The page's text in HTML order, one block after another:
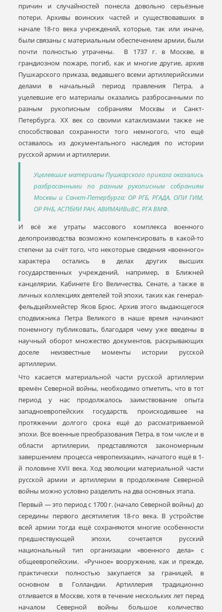
причин и случайностей понесла довольно серьёзные
потери. Архивы воинских частей и существовавших в
начале 18-го века учреждений, которые, так или иначе,
были связаны с материальным обеспечением армии, были
почти полностью утрачены. В 1737 г. в Москве, в
грандиозном пожаре, погиб, как и многие другие, архив
Пушкарского приказа, ведавшего всеми артиллерийскими
делами в начальный период правления Петра, а
уцелевшие его материалы оказались разбросанными по
разным рукописным собраниям Москвы и Санкт-
Петербурга. XX век со своими катаклизмами также не
способствовал сохранности того немногого, что ещё
оставалось из документального наследия по истории
русской армии и артиллерии.
Уцелевшие материалы Пушкарского приказа оказались
разбросанными по разным рукописным собраниям
Москвы и Санкт-Петербурга: ОР РГБ, РГАДА, ОПИ ГИМ,
ОР РНБ, АСПбИИ РАН, АВИМАИВиВС, РГА ВМФ.
И всё же утраты массового комплекса военного
делопроизводства возможно компенсировать в какой-то
степени за счёт того, что некоторые сведения «военного»
характера остались в делах других высших
государственных учреждений, например, в Ближней
канцелярии, Кабинете Его Величества, Сенате, а также в
личных коллекциях деятелей той эпохи, таких как генерал-
фельдцейхмейстер Яков Брюс. Архив этого выдающегося
сподвижника Петра Великого в наше время начинают
понемногу публиковать, благодаря чему уже введены в
научный оборот множество документов, раскрывающих
доселе неизвестные моменты истории русской
артиллерии.
Что касается материальной части русской артиллерии
времён Северной войны, необходимо отметить, что в тот
период у нас продолжалось заимствование опыта
западноевропейских государств, происходившее на
протяжении долгого срока ещё до рассматриваемой
эпохи. Все военные преобразования Петра, в том числе и в
области артиллерии, представляются закономерным
завершением процесса «европеизации», начатого ещё в 1-
й половине XVII века. Ход эволюции материальной части
русской армии и артиллерии в продолжение Северной
войны можно условно разделить на два основных этапа.
Первый — это период с 1700 г. (начало Северной войны) до
середины первого десятилетия 18-го века. В устройстве
всей армии тогда ещё сохраняются многие особенности
предшествующей эпохи, сочетается русский
национальный тип организации «военного дела» с
общеевропейским. «Ручное» вооружение, как и прежде,
практически полностью закупается за границей, в
основном в Голландии. Артиллерия традиционно
отливается в Москве, хотя в течение нескольких лет перед
началом Северной войны большое количество